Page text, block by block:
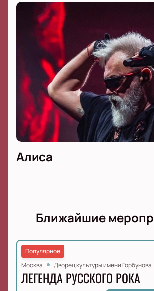
Алиса
Ближайшие
Популярное
Москва
Дворец культуры имени Горбунова
ЛЕГЕНДА РУССКОГО РОКА